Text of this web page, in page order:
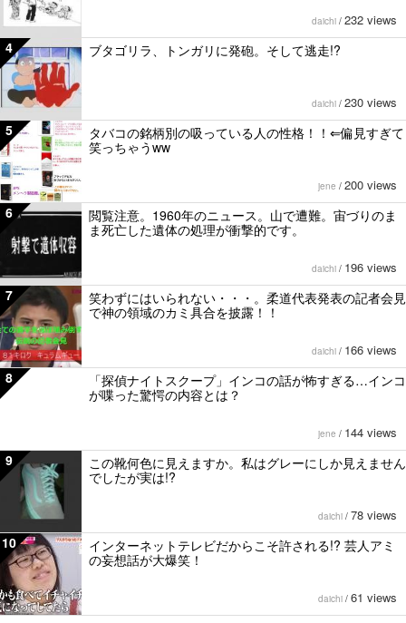
daichi / 232 views
4 ブタゴリラ、トンガリに発砲。そして逃走!?
daichi / 230 views
5
タバコの銘柄別の吸っている人の性格！！⇐偏見すぎて
笑っちゃうww
jene / 200 views
6
閲覧注意。1960年のニュース。山で遭難。宙づりのま
ま死亡した遺体の処理が衝撃的です。
daichi / 196 views
7
笑わずにはいられない・・・。柔道代表発表の記者会見
で神の領域のカミ具合を披露！！
daichi / 166 views
8
「探偵ナイトスクープ」インコの話が怖すぎる…インコ
が喋った驚愕の内容とは？
jene / 144 views
9
この靴何色に見えますか。私はグレーにしか見えません
でしたが実は!?
daichi / 78 views
10
インターネットテレビだからこそ許される!? 芸人アミ
の妄想話が大爆笑！
daichi / 61 views